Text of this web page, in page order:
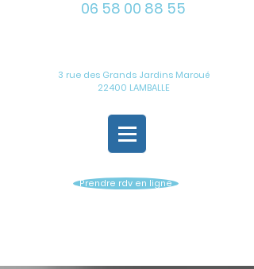
06 58 00 88 55
3 rue des Grands Jardins Maroué
22400 LAMBALLE
Prendre rdv en ligne